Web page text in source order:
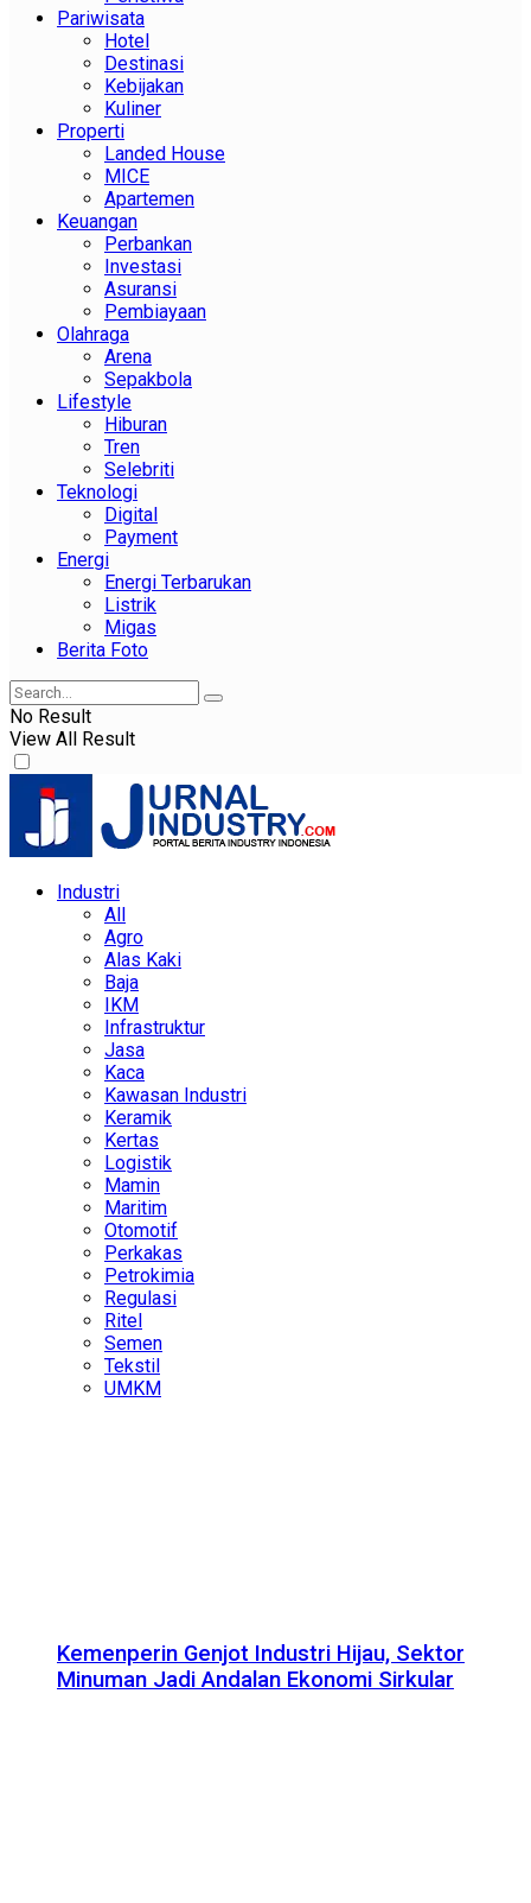
Pariwisata
Hotel
Destinasi
Kebijakan
Kuliner
Properti
Landed House
MICE
Apartemen
Keuangan
Perbankan
Investasi
Asuransi
Pembiayaan
Olahraga
Arena
Sepakbola
Lifestyle
Hiburan
Tren
Selebriti
Teknologi
Digital
Payment
Energi
Energi Terbarukan
Listrik
Migas
Berita Foto
No Result
View All Result
Industri
All
Agro
Alas Kaki
Baja
IKM
Infrastruktur
Jasa
Kaca
Kawasan Industri
Keramik
Kertas
Logistik
Mamin
Maritim
Otomotif
Perkakas
Petrokimia
Regulasi
Ritel
Semen
Tekstil
UMKM
Kemenperin Genjot Industri Hijau, Sektor
Minuman Jadi Andalan Ekonomi Sirkular